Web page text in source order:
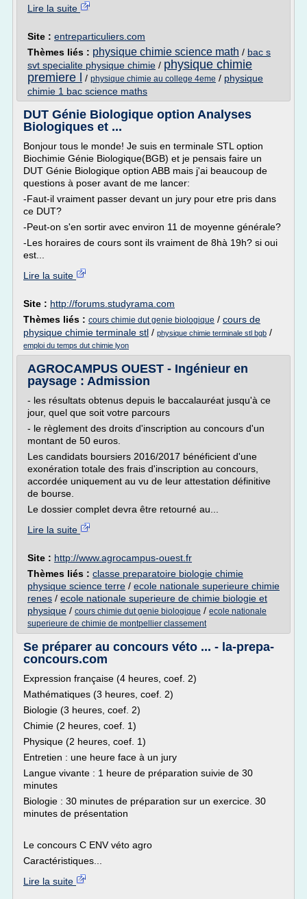
Lire la suite
Site : entreparticuliers.com
Thèmes liés : physique chimie science math / bac s
svt specialite physique chimie / physique chimie
premiere l
/ physique chimie au college 4eme / physique
chimie 1 bac science maths
DUT Génie Biologique option Analyses
Biologiques et ...
Bonjour tous le monde! Je suis en terminale STL option
Biochimie Génie Biologique(BGB) et je pensais faire un
DUT Génie Biologique option ABB mais j'ai beaucoup de
questions à poser avant de me lancer:
-Faut-il vraiment passer devant un jury pour etre pris dans
ce DUT?
-Peut-on s'en sortir avec environ 11 de moyenne générale?
-Les horaires de cours sont ils vraiment de 8hà 19h? si oui
est...
Lire la suite
Site : http://forums.studyrama.com
Thèmes liés : cours chimie dut genie biologique / cours de
physique chimie terminale stl / physique chimie terminale stl bgb /
emploi du temps dut chimie lyon
AGROCAMPUS OUEST - Ingénieur en
paysage : Admission
- les résultats obtenus depuis le baccalauréat jusqu'à ce
jour, quel que soit votre parcours
- le règlement des droits d'inscription au concours d'un
montant de 50 euros.
Les candidats boursiers 2016/2017 bénéficient d'une
exonération totale des frais d'inscription au concours,
accordée uniquement au vu de leur attestation définitive
de bourse.
Le dossier complet devra être retourné au...
Lire la suite
Site : http://www.agrocampus-ouest.fr
Thèmes liés : classe preparatoire biologie chimie
physique science terre / ecole nationale superieure chimie
renes / ecole nationale superieure de chimie biologie et
physique / cours chimie dut genie biologique / ecole nationale
superieure de chimie de montpellier classement
Se préparer au concours véto ... - la-prepa-
concours.com
Expression française (4 heures, coef. 2)
Mathématiques (3 heures, coef. 2)
Biologie (3 heures, coef. 2)
Chimie (2 heures, coef. 1)
Physique (2 heures, coef. 1)
Entretien : une heure face à un jury
Langue vivante : 1 heure de préparation suivie de 30
minutes
Biologie : 30 minutes de préparation sur un exercice. 30
minutes de présentation
Le concours C ENV véto agro
Caractéristiques...
Lire la suite